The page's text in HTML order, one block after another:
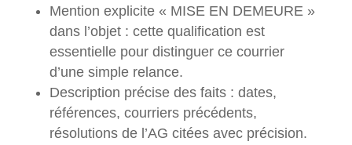
Mention explicite « MISE EN DEMEURE »
dans l’objet : cette qualification est
essentielle pour distinguer ce courrier
d’une simple relance.
Description précise des faits : dates,
références, courriers précédents,
résolutions de l’AG citées avec précision.